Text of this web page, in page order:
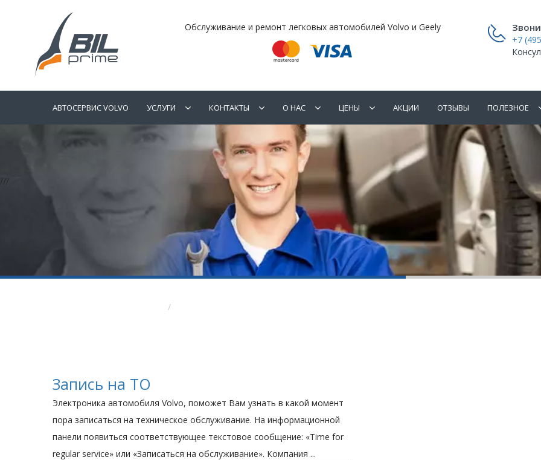
Обслуживание и ремонт легковых автомобилей Volvo и Geely
+7
АВТОСЕРВИС VOLVO УСЛУГИ КОНТАКТЫ О НАС ЦЕНЫ АКЦИИ ОТЗЫВЫ ПОЛЕЗНОЕ
///
Запись на ТО
Электроника автомобиля Volvo, поможет Вам узнать в какой момент
пора записаться на техническое обслуживание. На информационной
панели появиться соответствующее текстовое сообщение: «Time for
regular service» или «Записаться на обслуживание». Компания ...